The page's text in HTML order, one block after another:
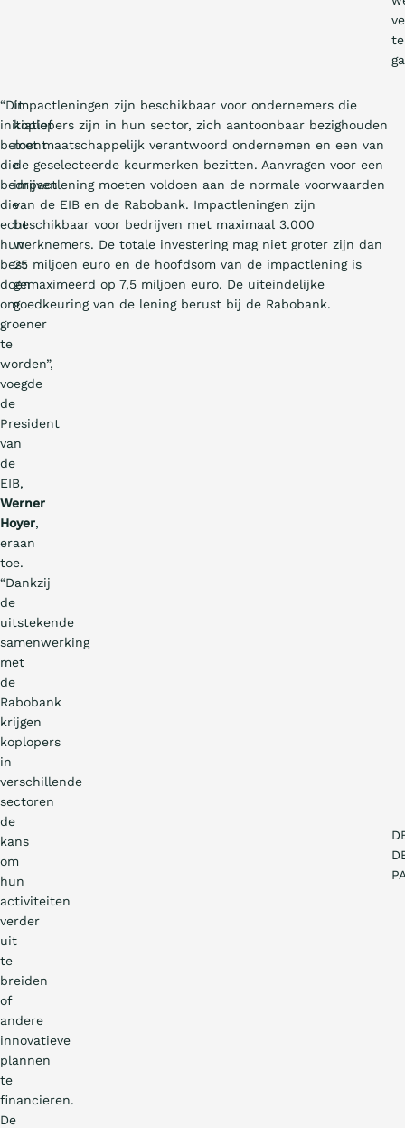
te
“Dit
initiatief
beloont
die
bedrijven
die
echt
hun
best
doen
om
groener
te
worden”,
voegde
de
President
van
de
EIB,
Werner
Hoyer,
eraan
toe.
“Dankzij
de
uitstekende
samenwerking
met
de
Rabobank
krijgen
koplopers
in
verschillende
sectoren
de
kans
om
hun
activiteiten
verder
uit
te
breiden
of
andere
innovatieve
plannen
te
financieren.
De
Impactleningen zijn beschikbaar voor ondernemers die
koplopers zijn in hun sector, zich aantoonbaar bezighouden
met maatschappelijk verantwoord ondernemen en een van
de geselecteerde keurmerken bezitten. Aanvragen voor een
impactlening moeten voldoen aan de normale voorwaarden
van de EIB en de Rabobank. Impactleningen zijn
beschikbaar voor bedrijven met maximaal 3.000
werknemers. De totale investering mag niet groter zijn dan
25 miljoen euro en de hoofdsom van de impactlening is
gemaximeerd op 7,5 miljoen euro. De uiteindelijke
goedkeuring van de lening berust bij de Rabobank.